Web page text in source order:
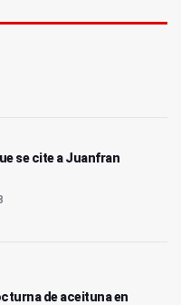
se cite a Juanfran
de aceituna en